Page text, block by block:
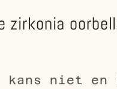
kans niet en